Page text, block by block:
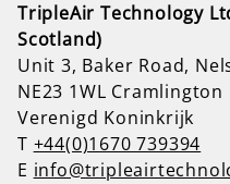
TripleAir Technology
Scotland)
Unit 3, Baker Road,
NE23 1WL Cramlington
Verenigd Koninkrijk
T +44(0)1670 739394
E